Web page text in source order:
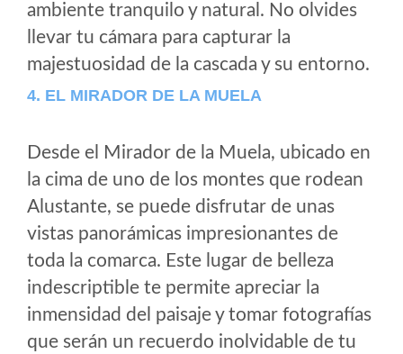
ambiente tranquilo y natural. No olvides
llevar tu cámara para capturar la
majestuosidad de la cascada y su entorno.
4. EL MIRADOR DE LA MUELA
Desde el Mirador de la Muela, ubicado en
la cima de uno de los montes que rodean
Alustante, se puede disfrutar de unas
vistas panorámicas impresionantes de
toda la comarca. Este lugar de belleza
indescriptible te permite apreciar la
inmensidad del paisaje y tomar fotografías
que serán un recuerdo inolvidable de tu